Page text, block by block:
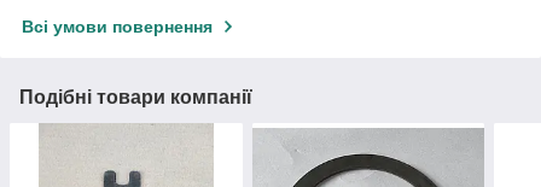
Всі умови повернення
Подібні товари компанії